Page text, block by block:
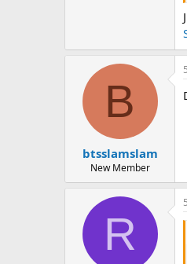
B
btsslamslam
New Member
R